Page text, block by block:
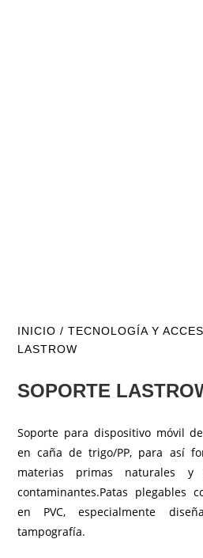
INICIO /TECNOLOGÍA Y
LASTROW
SOPORTE
Soporte para dispositivo móvil
en caña de trigo/PP, para así
materias primas naturales y
contaminantes.Patas plegables
en PVC, especialmente
tampografía.